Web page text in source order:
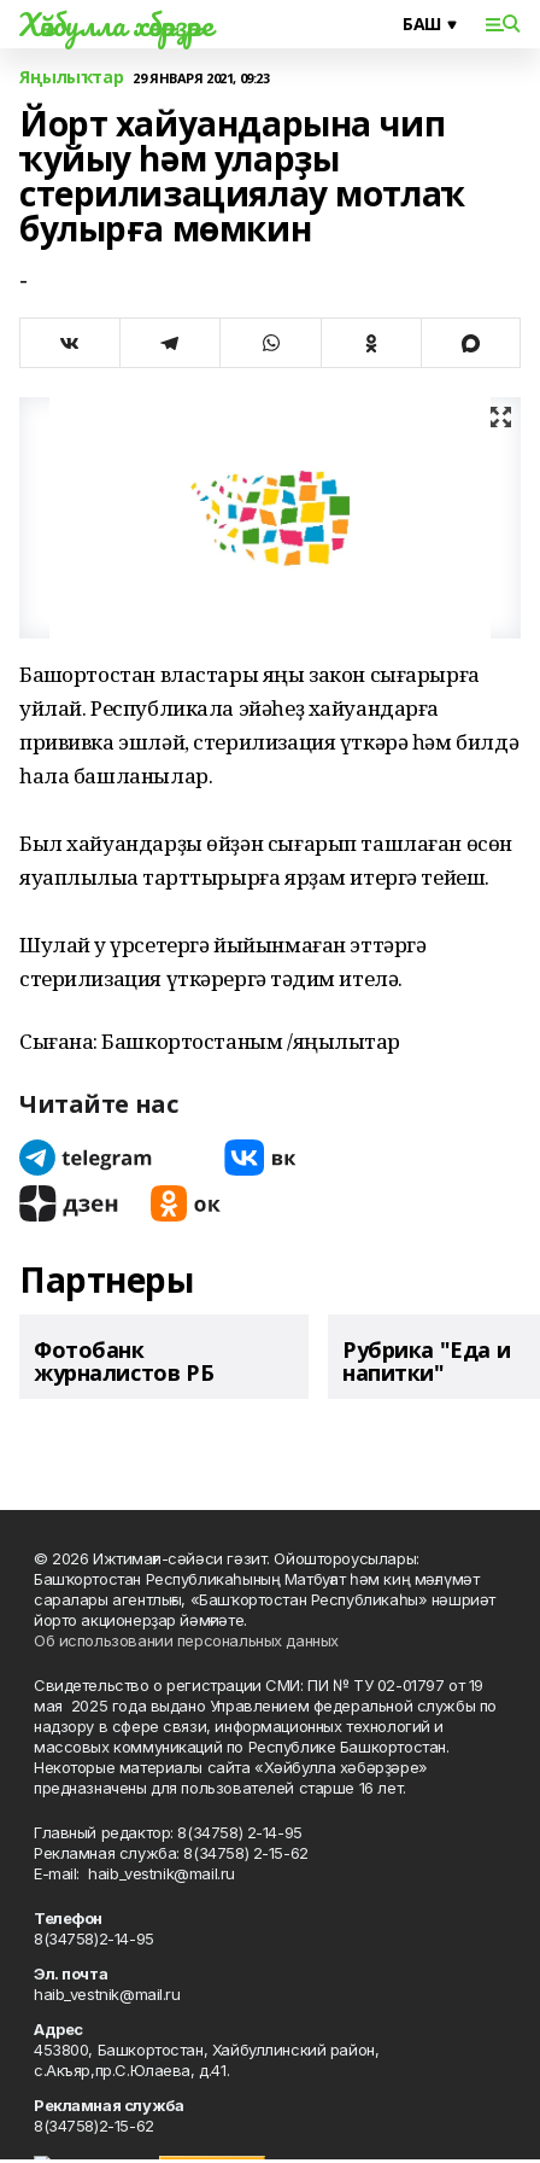
Хәйбулла хәбәрҙәре
Яңылыҡтар 29 ЯНВАРЯ 2021, 09:23
Йорт хайуандарына чип
ҡуйыу һәм уларҙы
стерилизациялау мотлаҡ
булырға мөмкин
-
Башҡортостан властары яңы закон сығарырға
уйлай. Республикала эйәһеҙ хайуандарға
прививка эшләй, стерилизация үткәрә һәм билдә
һала башланылар.
Был хайуандарҙы өйҙән сығарып ташлаған өсөн
яуаплылыҡҡа тарттырырға ярҙам итергә тейеш.
Шулай уҡ үрсетергә йыйынмаған эттәргә
стерилизация үткәрергә тәҡдим ителә.
Сығанаҡ: Башкортостаным /яңылыҡтар
Читайте нас
Партнеры
Фотобанк
журналистов РБ
Рубрика "Еда и
напитки"
© 2026 Ижтимағи-сәйәси гәзит. Ойоштороусылары:
Башҡортостан Республикаһының Матбуғат һәм киң мәғлүмәт
саралары агентлығы, «Башҡортостан Республикаһы» нәшриәт
йорто акционерҙар йәмғиәте.
Об использовании персональных данных
Свидетельство о регистрации СМИ: ПИ № ТУ 02-01797 от 19
мая 2025 года выдано Управлением федеральной службы по
надзору в сфере связи, информационных технологий и
массовых коммуникаций по Республике Башкортостан.
Некоторые материалы сайта «Хәйбулла хәбәрҙәре»
предназначены для пользователей старше 16 лет.
Главный редактор: 8(34758) 2-14-95
Рекламная служба: 8(34758) 2-15-62
Е-mаil: haib_vestnik@mail.ru
Телефон
8(34758)2-14-95
Эл. почта
haib_vestnik@mail.ru
Адрес
453800, Башкортостан, Хайбуллинский район,
с.Акъяр,пр.С.Юлаева, д.41.
Рекламная служба
8(34758)2-15-62